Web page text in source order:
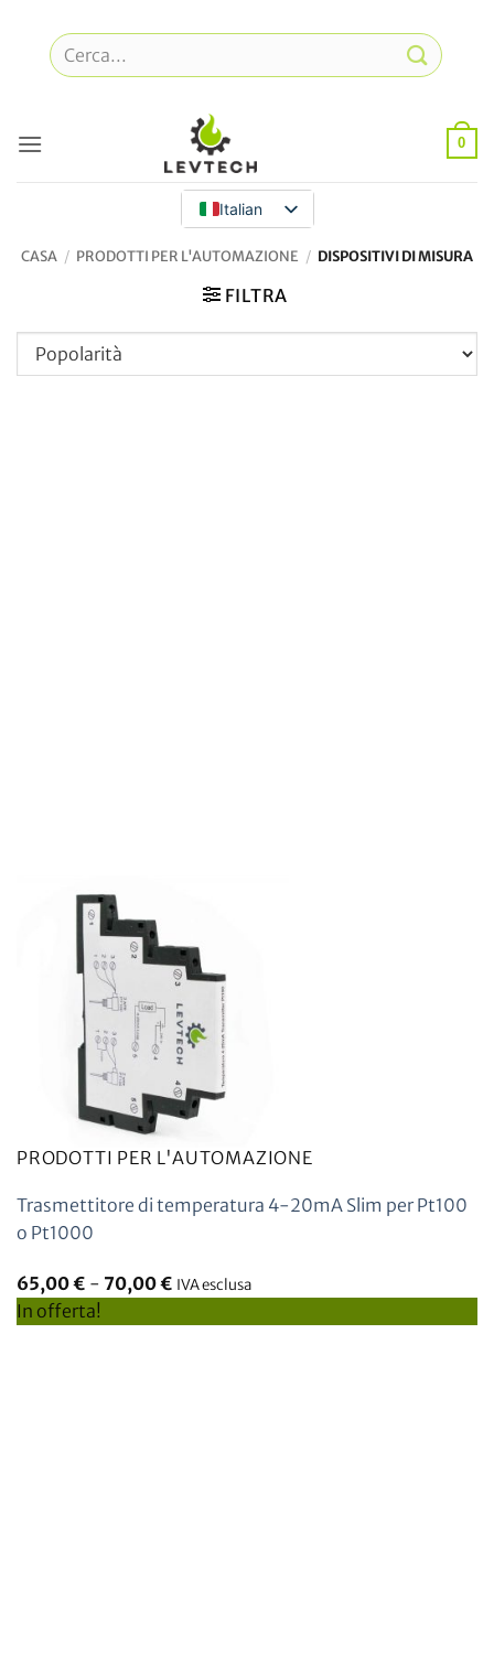
contenuto
Cerca:
0
Italian
CASA / PRODOTTI PER L'AUTOMAZIONE / DISPOSITIVI DI MISURA
FILTRA
PRODOTTI PER L'AUTOMAZIONE
Trasmettitore di temperatura 4-20mA Slim per Pt100
o Pt1000
65,00€ - 70,00€ IVA esclusa
In offerta!